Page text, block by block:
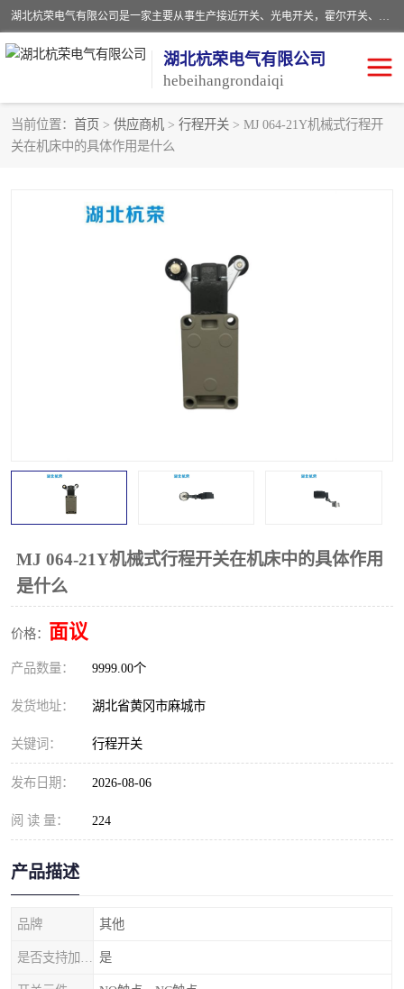
湖北杭荣电气有限公司是一家主要从事生产接近开关、光电开关，霍尔开关、两级跑偏开关、双向拉绳开关、速度监测器、皮带打滑开关、阻旋式料位开关、皮带纵向撕裂开关、溜槽堵塞开关、声光报警器、矿用磁性井筒开关等，主营行业：电气设备、仪器仪表制造, 高低压电器，成套电气设备，矿用防爆机电设备，皮带机综合保护系统，防爆电器，传感器，工矿配件，电器配件，自动化工业机器人的研发，制造，加工销售。
湖北杭荣电气有限公司
hebeihangrondaiqi
当前位置： 首页 > 供应商机 > 行程开关 > MJ 064-21Y机械式行程开
关在机床中的具体作用是什么
MJ 064-21Y机械式行程开关在机床中的具体作用
是什么
价格： 面议
产品数量： 9999.00个
发货地址： 湖北省黄冈市麻城市
关键词： 行程开关
发布日期： 2026-08-06
阅 读 量： 224
产品描述
品牌 其他
是
阻旋料位开关
滑线指示灯
光电开关
溜槽堵塞检测开关
限位开关 速度检测器
速度传感器
微电脑超速开关